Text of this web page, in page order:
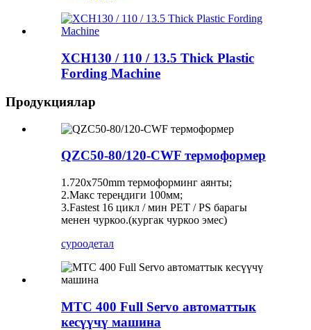
XCH130 / 110 / 13.5 Thick Plastic
Fording Machine
Продукциялар
QZC50-80/120-CWF термоформер
1.720x750mm термоформинг аянты;
2.Макс тереңдиги 100мм;
3.Fastest 16 цикл / мин PET / PS барагы
менен чуркоо.(кургак чуркоо эмес)
суроодетал
MTC 400 Full Servo автоматтык
кесүүчү машина